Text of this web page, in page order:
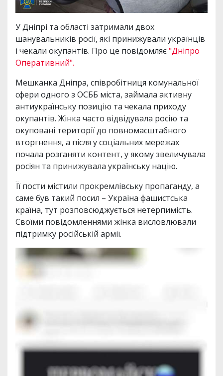
У Дніпрі та області затримали двох
шанувальників росії, які принижували українців
і чекали окупантів. Про це повідомляє"Дніпро
Оперативний".
Мешканка Дніпра, співробітниця комунальної
сфери одного з ОСББ міста, займала активну
антиукраїнську позицію та чекала приходу
окупантів. Жінка часто відвідувала росію та
окуповані території до повномасштабного
вторгнення, а після у соціальних мережах
почала розганяти контент, у якому звеличувала
росіян та принижувала українську націю.
Її пости містили прокремлівську пропаганду, а
саме був такий посил – Україна фашистська
країна, тут розповсюджується нетерпимість.
Своїми повідомленнями жінка висловлювали
підтримку російській армії.